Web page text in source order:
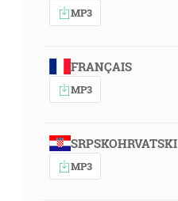
MP3
FRANÇAIS
MP3
SRPSKOHRVATSKI
MP3